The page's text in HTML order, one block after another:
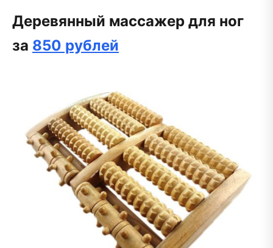
Деревянный массажер для ног
за 850 рублей